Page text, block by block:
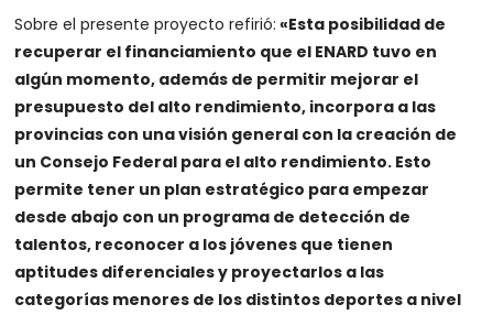
Sobre el presente proyecto refirió: «Esta posibilidad de
recuperar el financiamiento que el ENARD tuvo en
algún momento, además de permitir mejorar el
presupuesto del alto rendimiento, incorpora a las
provincias con una visión general con la creación de
un Consejo Federal para el alto rendimiento. Esto
permite tener un plan estratégico para empezar
desde abajo con un programa de detección de
talentos, reconocer a los jóvenes que tienen
aptitudes diferenciales y proyectarlos a las
categorías menores de los distintos deportes a nivel